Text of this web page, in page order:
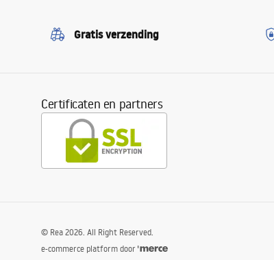
Gratis verzending
Certificaten en partners
© Rea 2026. All Right Reserved.
e-commerce platform door